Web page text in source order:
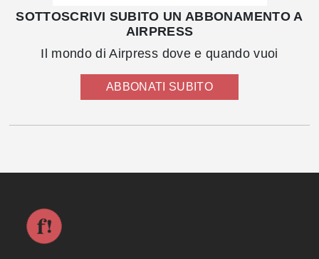
SOTTOSCRIVI SUBITO UN ABBONAMENTO A
AIRPRESS
Il mondo di Airpress dove e quando vuoi
ABBONATI SUBITO